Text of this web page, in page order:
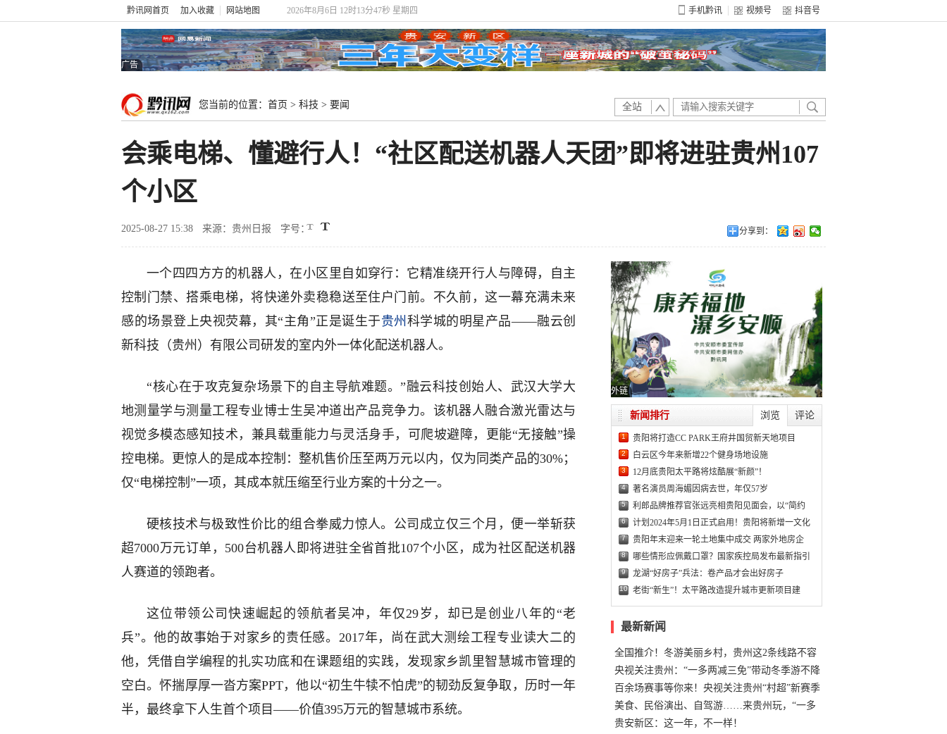
黔讯网首页 加入收藏 网站地图 2026年8月6日 12时13分48秒 星期四 手机黔讯 视频号 抖音号
广告
您当前的位置： 首页 > 科技 > 要闻 全站
会乘电梯、懂避行人！“社区配送机器人天团”即将进驻贵州107
个小区
2025-08-27 15:38 来源：贵州日报 字号： 分享到：
一个四四方方的机器人，在小区里自如穿行：它精准绕开行人与障碍，自主
控制门禁、搭乘电梯，将快递外卖稳稳送至住户门前。不久前，这一幕充满未来
感的场景登上央视荧幕，其“主角”正是诞生于贵州 科学城的明星产品——融云创
新科技（贵州）有限公司研发的室内外一体化配送机器人。
“核心在于攻克复杂场景下的自主导航难题。”融云科技创始人、武汉大学大
地测量学与测量工程专业博士生吴冲道出产品竞争力。该机器人融合激光雷达与
视觉多模态感知技术，兼具载重能力与灵活身手，可爬坡避障，更能“无接触”操
控电梯。更惊人的是成本控制：整机售价压至两万元以内，仅为同类产品的30%；
仅“电梯控制”一项，其成本就压缩至行业方案的十分之一。
硬核技术与极致性价比的组合拳威力惊人。公司成立仅三个月，便一举斩获
超7000万元订单，500台机器人即将进驻全省首批107个小区，成为社区配送机器
人赛道的领跑者。
这位带领公司快速崛起的领航者吴冲，年仅29岁，却已是创业八年的“老
兵”。他的故事始于对家乡的责任感。2017年，尚在武大测绘工程专业读大二的
他，凭借自学编程的扎实功底和在课题组的实践，发现家乡凯里智慧城市管理的
空白。怀揣厚厚一沓方案PPT，他以“初生牛犊不怕虎”的韧劲反复争取，历时一年
半，最终拿下人生首个项目——价值395万元的智慧城市系统。
外链
浏览 评论
新闻排行
1 贵阳将打造CC PARK王府井国贸新天地项目
2 白云区今年来新增22个健身场地设施
3 12月底贵阳太平路将炫酷展“新颜”！
4 著名演员周海媚因病去世，年仅57岁
5 利郎品牌推荐官张远亮相贵阳见面会，以“简约
6 计划2024年5月1日正式启用！贵阳将新增一文化
7 贵阳年末迎来一轮土地集中成交 两家外地房企
8 哪些情形应佩戴口罩？国家疾控局发布最新指引
9 龙湖“好房子”兵法：卷产品才会出好房子
10 老街“新生”！太平路改造提升城市更新项目建
最新新闻
全国推介！冬游美丽乡村，贵州这2条线路不容
错过
央视关注贵州：“一多两减三免”带动冬季游不降
温
百余场赛事等你来！央视关注贵州“村超”新赛季
正式“打响”
美食、民俗演出、自驾游……来贵州玩，“一多
两减三免”！
贵安新区：这一年，不一样！